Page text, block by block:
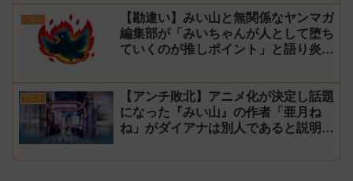
アニメ
【勘違い】みい山と無関係なヤンマガ
編集部が「みいちゃんが人として堕ち
ていくのが推しポイント」と語り炎上
ス】
アニメ
【アンチ敗北】アニメ化が決定し話題
になった『みい山』の作者「亜月ね
ね」がダイアナは別人であると説明し